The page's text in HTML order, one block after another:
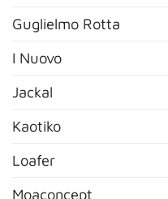
Guglielmo Rotta
I Nuovo
Jackal
Kaotiko
Loafer
Moaconcept